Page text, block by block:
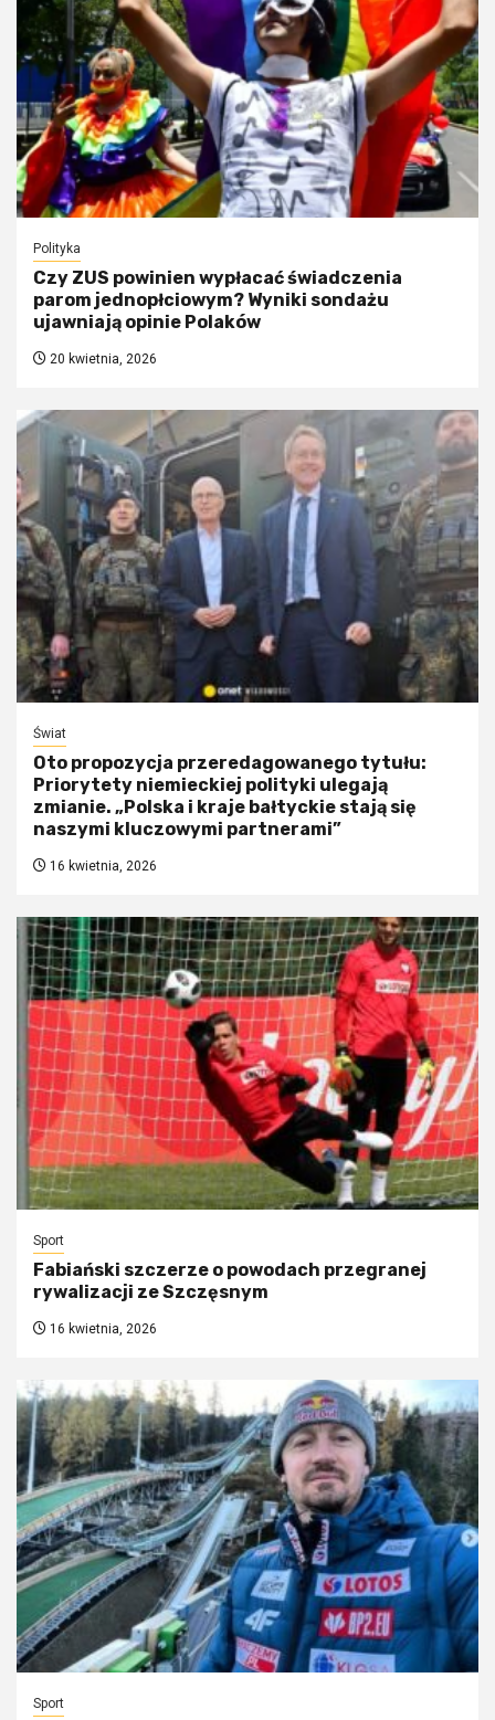
Polityka
Czy ZUS powinien wypłacać świadczenia
parom jednopłciowym? Wyniki sondażu
ujawniają opinie Polaków
20 kwietnia, 2026
Świat
Oto propozycja przeredagowanego tytułu:
Priorytety niemieckiej polityki ulegają
zmianie. „Polska i kraje bałtyckie stają się
naszymi kluczowymi partnerami”
16 kwietnia, 2026
Sport
Fabiański szczerze o powodach przegranej
rywalizacji ze Szczęsnym
16 kwietnia, 2026
Sport